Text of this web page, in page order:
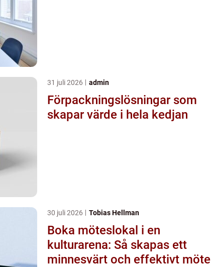
31 juli 2026 admin
Förpackningslösningar som
skapar värde i hela kedjan
30 juli 2026 Tobias Hellman
Boka möteslokal i en
kulturarena: Så skapas ett
minnesvärt och effektivt möte